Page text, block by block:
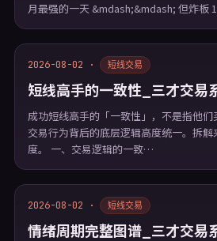
月最强的一天 &mdash;&mdash; 但炸板
2026-08-02 · 短线交易
短线高手的一致性_三才交易
成功短线高手的「一致性」，不是指他
交易行为背后的底层逻辑高度统一。拆
度。 一、交易逻辑的一致…
2026-08-02 · 短线交易
情绪周期完整图谱_三才交易